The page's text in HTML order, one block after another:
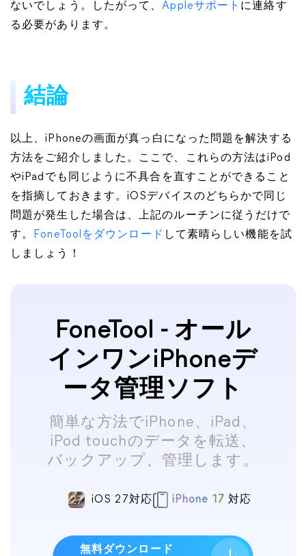
ないでしょう。したがって、Appleサポート に連絡す
る必要があります。
結論
以上、iPhoneの画面が真っ白になった問題を解決する
方法をご紹介しました。ここで、これらの方法はiPod
やiPadでも同じように不具合を直すことができること
を指摘しておきます。iOSデバイスのどちらかで同じ
問題が発生した場合は、上記のルーチンに従うだけで
す。
FoneToolをダウンロード して素晴らしい機能を試
しましょう！
FoneTool - オール
インワンiPhoneデ
ータ管理ソフト
簡単な方法でiPhone、iPad、
iPod touchのデータを転送、
バックアップ、管理します。
iOS 27対応 iPhone 17 対応
無料ダウンロード